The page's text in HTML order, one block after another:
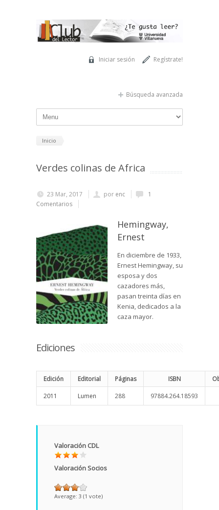
Regístrate!
Iniciar sesión
Búsqueda avanzada
Inicio
Verdes colinas de Africa
23 Mar, 2017 por enc
1
Comentarios
Hemingway,
Ernest
En diciembre de 1933,
Ernest Hemingway, su
esposa y dos
cazadores más,
pasan treinta días en
Kenia, dedicados a la
caza mayor.
Ediciones
Edición Editorial Páginas ISBN
2011 Lumen 288 97884.264.18593
Valoración CDL
Valoración Socios
Average: 3 (1 vote)